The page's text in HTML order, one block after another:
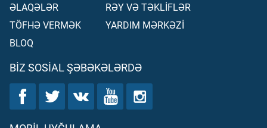
ƏLAQƏLƏR
TÖFHƏ VERMƏK
BLOQ
RƏY VƏ TƏKLİFLƏR
YARDIM MƏRKƏZİ
BIZ SOSIAL ŞƏBƏKƏLƏRDƏ